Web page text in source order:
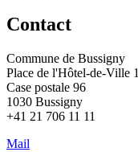
Contact
Commune de Bussigny
Place de l'Hôtel-de-Ville 1
Case postale 96
1030 Bussigny
+41 21 706 11 11
Mail